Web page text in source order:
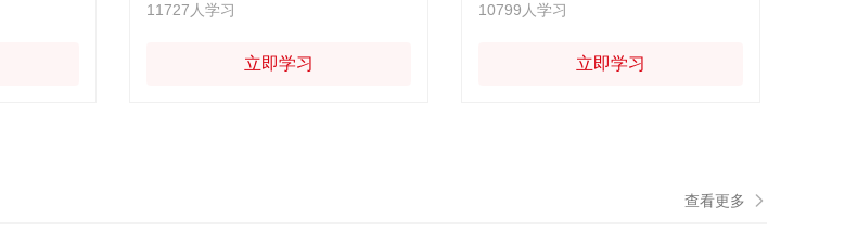
11727人学习
立即学习
10799人学习
立即学习
查看更多